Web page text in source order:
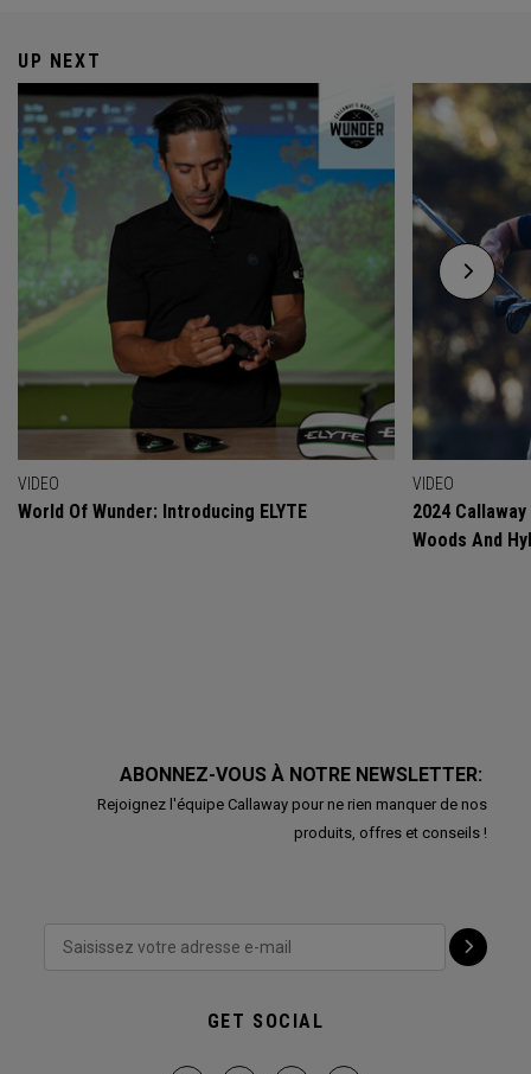
UP NEXT
VIDEO
World Of Wunder: Introducing ELYTE
VIDEO
2024
Woods And
ABONNEZ-VOUS À NOTRE NEWSLETTER:
Rejoignez l'équipe Callaway pour ne rien manquer de nos
produits, offres et conseils !
GET SOCIAL